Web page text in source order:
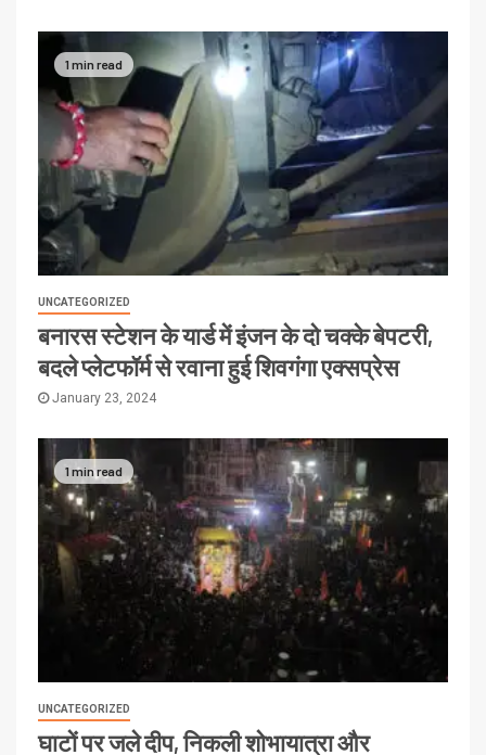
1 min read
UNCATEGORIZED
बनारस स्टेशन के यार्ड में इंजन के दो चक्के बेपटरी,
बदले प्लेटफॉर्म से रवाना हुई शिवगंगा एक्सप्रेस
January 23, 2024
1 min read
UNCATEGORIZED
घाटों पर जले दीप, निकली शोभायात्रा और